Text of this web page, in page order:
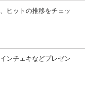
ヒットの推移をチェッ
ンチェキなどプレゼン